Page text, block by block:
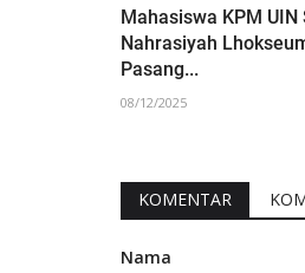
Mahasiswa KPM UIN
Nahrasiyah
Pasang...
08/12/2025
KOMENTAR
Nama